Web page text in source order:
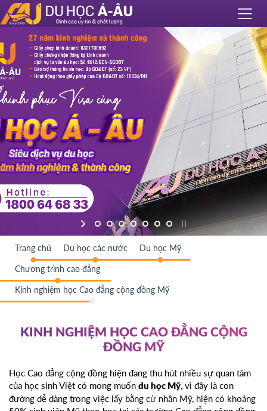
Trang chủ Du học các nước Du học Mỹ
Chương trình cao đẳng
Kinh nghiệm học Cao đẳng cộng đồng Mỹ
KINH NGHIỆM HỌC CAO ĐẲNG CỘNG
ĐỒNG MỸ
Học Cao đẳng cộng đồng hiện đang thu hút nhiều sự quan tâm
của học sinh Việt có mong muốn du học Mỹ, vì đây là con
đường dễ dàng trong việc lấy bằng cử nhân Mỹ, hiện có khoảng